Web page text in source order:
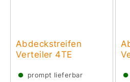
Abdeckstreifen
Verteiler 4TE
● prompt lieferbar ●